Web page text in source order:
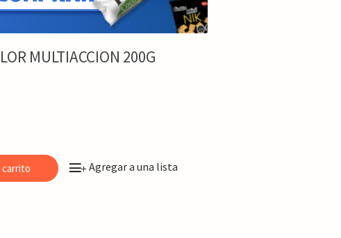
MULTIACCION 200G
carrito +Agregar a una lista